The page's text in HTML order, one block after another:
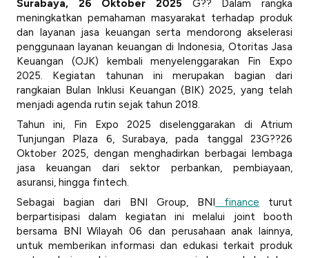
Surabaya, 26 Oktober 2025 G?? Dalam rangka
meningkatkan pemahaman masyarakat terhadap produk
dan layanan jasa keuangan serta mendorong akselerasi
penggunaan layanan keuangan di Indonesia, Otoritas Jasa
Keuangan (OJK) kembali menyelenggarakan Fin Expo
2025. Kegiatan tahunan ini merupakan bagian dari
rangkaian Bulan Inklusi Keuangan (BIK) 2025, yang telah
menjadi agenda rutin sejak tahun 2018.
Tahun ini, Fin Expo 2025 diselenggarakan di Atrium
Tunjungan Plaza 6, Surabaya, pada tanggal 23G??26
Oktober 2025, dengan menghadirkan berbagai lembaga
jasa keuangan dari sektor perbankan, pembiayaan,
asuransi, hingga fintech.
Sebagai bagian dari BNI Group, BNI finance turut
berpartisipasi dalam kegiatan ini melalui joint booth
bersama BNI Wilayah 06 dan perusahaan anak lainnya,
untuk memberikan informasi dan edukasi terkait produk